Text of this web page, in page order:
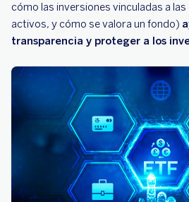
cómo las inversiones vinculadas a
activos, y cómo se valora un fondo)
transparencia y proteger a los